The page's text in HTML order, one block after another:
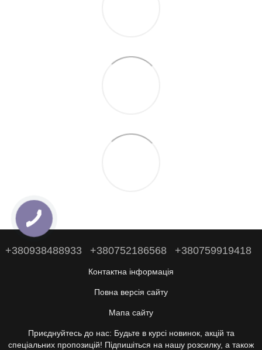
+380938488933 +380752186568 +380759919418
Контактна інформація
Повна версія сайту
Мапа сайту
Приєднуйтесь до нас: Будьте в курсі новинок, акцій та
спеціальних пропозицій! Підпишіться на нашу розсилку, а також